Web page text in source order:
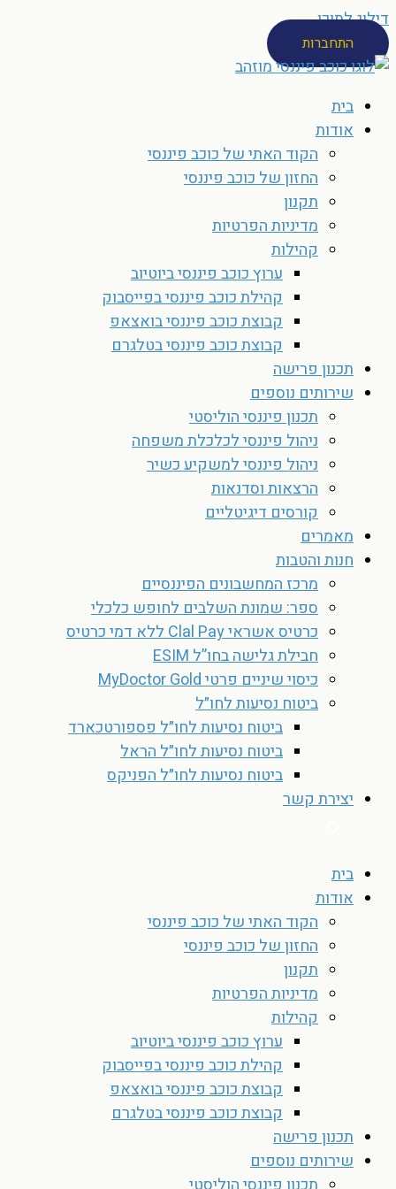
דילוג לתוכן
התחברות
בית
אודות
הקוד האתי של כוכב פיננסי
החזון של כוכב פיננסי
תקנון
מדיניות הפרטיות
קהילות
ערוץ כוכב פיננסי ביוטיוב
קהילת כוכב פיננסי בפייסבוק
קבוצת כוכב פיננסי בואצאפ
קבוצת כוכב פיננסי בטלגרם
תכנון פרישה
שירותים נוספים
תכנון פיננסי הוליסטי
ניהול פיננסי לכלכלת משפחה
ניהול פיננסי למשקיע כשיר
הרצאות וסדנאות
קורסים דיגיטליים
מאמרים
חנות והטבות
מרכז המחשבונים הפיננסיים
ספר: שמונת השלבים לחופש כלכלי
כרטיס אשראי Clal Pay ללא דמי כרטיס
חבילת גלישה בחו”ל ESIM
כיסוי שיניים פרטי MyDoctor Gold
ביטוח נסיעות לחו״ל
ביטוח נסיעות לחו״ל פספורטכארד
ביטוח נסיעות לחו״ל הראל
ביטוח נסיעות לחו״ל הפניקס
יצירת קשר
בית
אודות
הקוד האתי של כוכב פיננסי
החזון של כוכב פיננסי
תקנון
מדיניות הפרטיות
קהילות
ערוץ כוכב פיננסי ביוטיוב
קהילת כוכב פיננסי בפייסבוק
קבוצת כוכב פיננסי בואצאפ
קבוצת כוכב פיננסי בטלגרם
תכנון פרישה
שירותים נוספים